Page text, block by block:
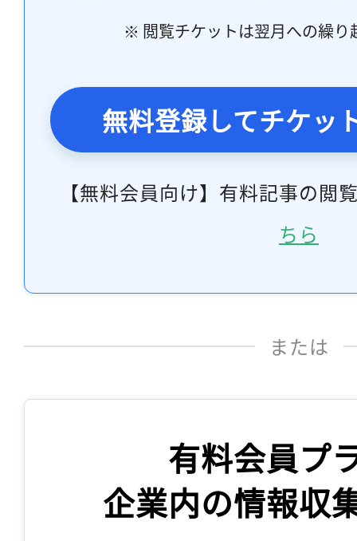
※ 閲覧チケットは翌月への繰り
無料登録してチケッ
【無料会員向け】有料記事の閲
ちら
または
有料会員プ
企業内の情報収